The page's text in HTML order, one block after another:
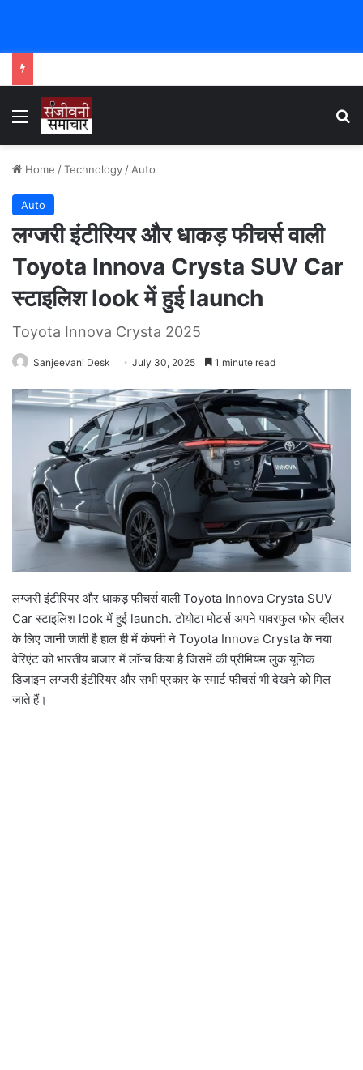
Menu
Home /Technology / Auto
Auto
लग्जरी इंटीरियर और धाकड़ फीचर्स वाली
Toyota Innova Crysta SUV Car
स्टाइलिश look में हुई launch
Toyota Innova Crysta 2025
Sanjeevani Desk July 30, 2025 1 minute read
लग्जरी इंटीरियर और धाकड़ फीचर्स वाली Toyota Innova Crysta SUV
Car स्टाइलिश look में हुई launch. टोयोटा मोटर्स अपने पावरफुल फोर व्हीलर
के लिए जानी जाती है हाल ही में कंपनी ने Toyota Innova Crysta के नया
वेरिएंट को भारतीय बाजार में लॉन्च किया है जिसमें की प्रीमियम लुक यूनिक
डिजाइन लग्जरी इंटीरियर और सभी प्रकार के स्मार्ट फीचर्स भी देखने को मिल
जाते हैं।